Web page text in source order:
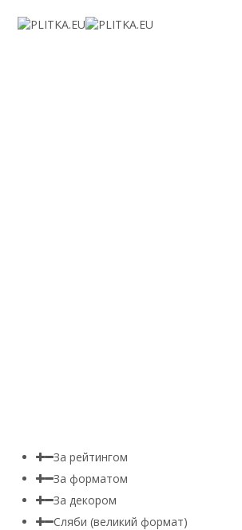
За рейтингом
За форматом
За декором
Сляби (великий формат)